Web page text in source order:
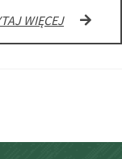
WIĘCEJ